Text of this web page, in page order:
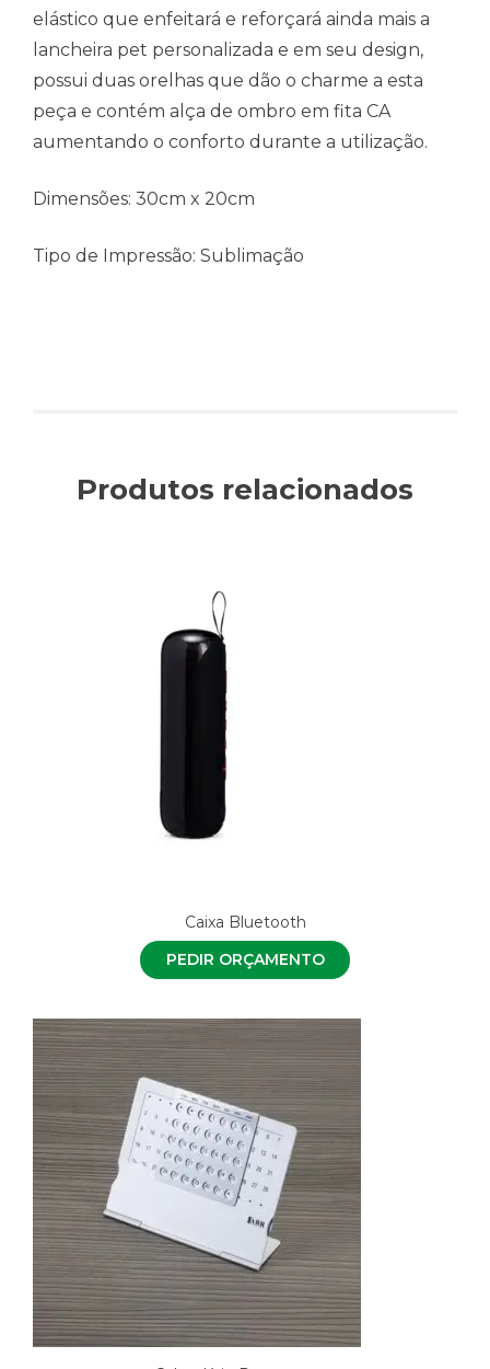
elástico que enfeitará e reforçará ainda mais a
lancheira pet personalizada e em seu design,
possui duas orelhas que dão o charme a esta
peça e contém alça de ombro em fita CA
aumentando o conforto durante a utilização.
Dimensões: 30cm x 20cm
Tipo de Impressão: Sublimação
Produtos relacionados
Caixa Bluetooth
PEDIR ORÇAMENTO